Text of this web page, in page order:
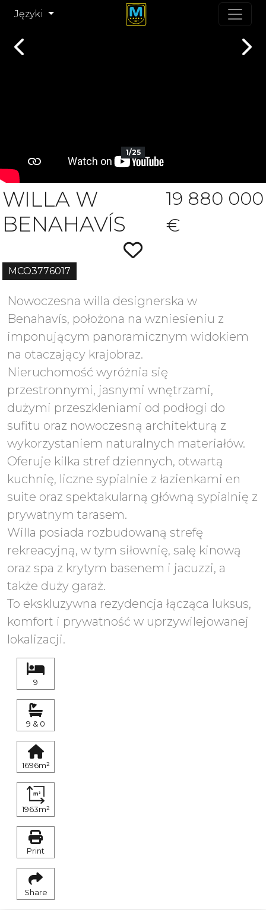
Języki
1/25
Previous
MCO3776017
WILLA W
BENAHAVÍS
19 880 000
€
Nowoczesna willa designerska w
Benahavís, położona na wzniesieniu z
imponującym panoramicznym widokiem
na otaczający krajobraz.
Nieruchomość wyróżnia się
przestronnymi, jasnymi wnętrzami,
dużymi przeszkleniami od podłogi do
sufitu oraz nowoczesną architekturą z
wykorzystaniem naturalnych materiałów.
Oferuje kilka stref dziennych, otwartą
kuchnię, liczne sypialnie z łazienkami en
suite oraz spektakularną główną sypialnię z
prywatnym tarasem.
Willa posiada rozbudowaną strefę
rekreacyjną, w tym siłownię, salę kinową
oraz spa z krytym basenem i jacuzzi, a
także duży garaż.
To ekskluzywna rezydencja łącząca luksus,
komfort i prywatność w uprzywilejowanej
lokalizacji.
9
9 & 0
1696m²
1963m²
Print
Share